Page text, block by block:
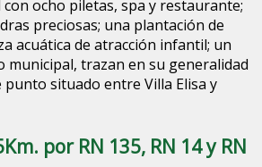
ocho piletas, spa y restaurante;
preciosas; una plantación de
acuática de atracción infantil; un
municipal, trazan en su generalidad
situado entre Villa Elisa y
por RN 135, RN 14 y RN